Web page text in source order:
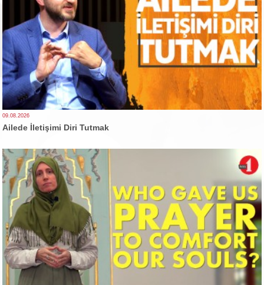
09.08.2026
Ailede İletişimi Diri Tutmak